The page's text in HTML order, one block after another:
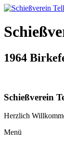
1964
Schießverein
Herzlich
Menü